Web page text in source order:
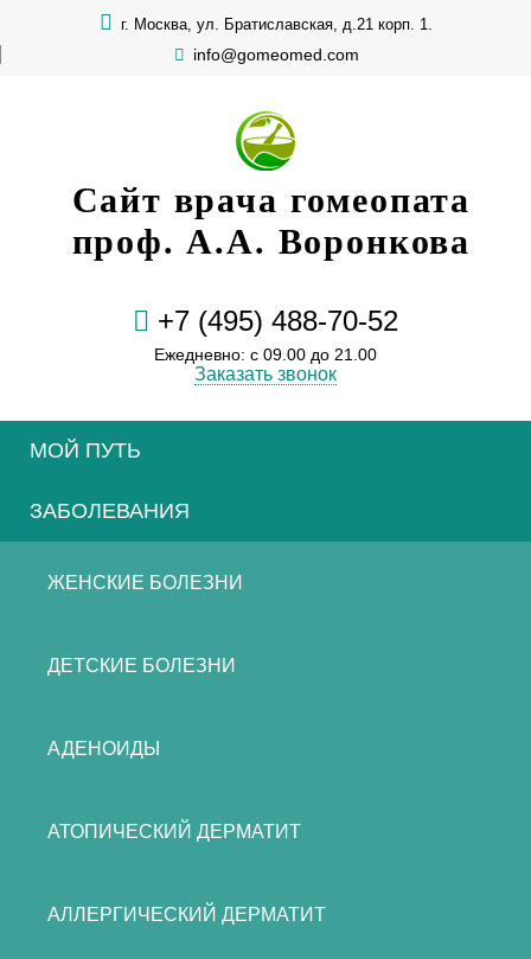
г. Москва, ул. Братиславская, д.21 корп. 1.
info@gomeomed.com
Сайт врача гомеопата
проф. А.А. Воронкова
+7 (495) 488-70-52
Ежедневно: с 09.00 до 21.00
Заказать звонок
МОЙ ПУТЬ
ЗАБОЛЕВАНИЯ
ЖЕНСКИЕ БОЛЕЗНИ
ДЕТСКИЕ БОЛЕЗНИ
АДЕНОИДЫ
АТОПИЧЕСКИЙ ДЕРМАТИТ
АЛЛЕРГИЧЕСКИЙ ДЕРМАТИТ